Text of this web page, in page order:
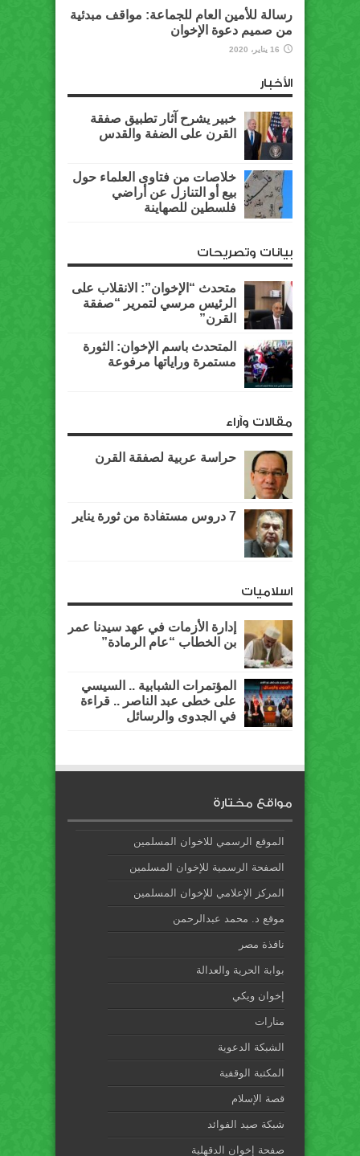
رسالة للأمين العام للجماعة: مواقف مبدئية
من صميم دعوة الإخوان
16 يناير، 2020
الأخبار
خبير يشرح آثار تطبيق صفقة
القرن على الضفة والقدس
خلاصات من فتاوى العلماء حول
بيع أو التنازل عن أراضي
فلسطين للصهاينة
بيانات وتصريحات
متحدث “الإخوان”: الانقلاب على
الرئيس مرسي لتمرير “صفقة
القرن”
المتحدث باسم الإخوان: الثورة
مستمرة وراياتها مرفوعة
مقالات وآراء
حراسة عربية لصفقة القرن
7 دروس مستفادة من ثورة يناير
اسلاميات
إدارة الأزمات في عهد سيدنا عمر
بن الخطاب “عام الرمادة”
المؤتمرات الشبابية .. السيسي
على خطى عبد الناصر .. قراءة
في الجدوى والرسائل
مواقع مختارة
الموقع الرسمي للاخوان المسلمين
الصفحة الرسمية للإخوان المسلمين
المركز الإعلامي للإخوان المسلمين
موقع د. محمد عبدالرحمن
نافذة مصر
بوابة الحرية والعدالة
إخوان ويكي
منارات
الشبكة الدعوية
المكتبة الوقفية
قصة الإسلام
شبكة صيد الفوائد
صفحة إخوان الدقهلية